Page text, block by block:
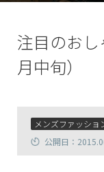
注目のお
月中旬）
メンズファッシ
公開日：